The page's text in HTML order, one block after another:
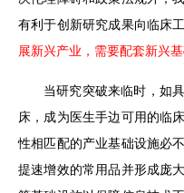
有利于创新研究成果向临床
展新兴产业，需要配套新兴
当研究突破来临时，如
床，成为医生手边可用的临
性相匹配的产业基础设施必
提速增效的常用品并形成庞